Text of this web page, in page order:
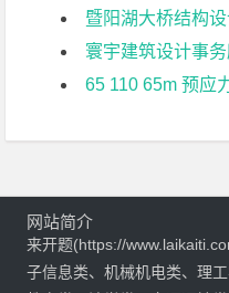
暨阳湖大桥结构
寰宇建筑设计事
65 110 65m 预应力
网站简介
来开题(https://
子信息类、机械机电类、理